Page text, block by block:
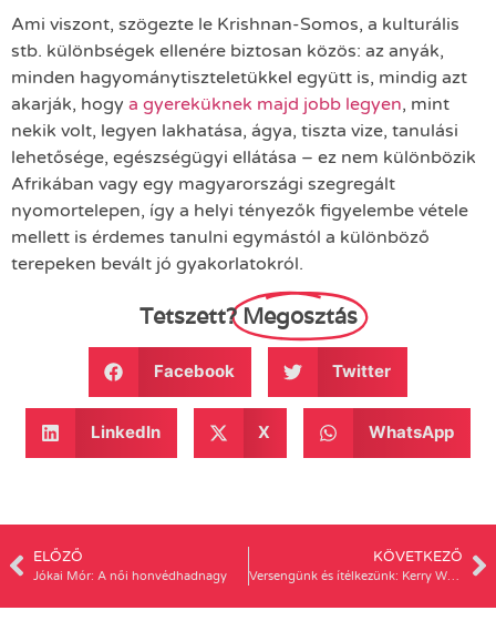
Ami viszont, szögezte le Krishnan-Somos, a kulturális
stb. különbségek ellenére biztosan közös: az anyák,
minden hagyománytiszteletükkel együtt is, mindig azt
akarják, hogy a gyereküknek majd jobb legyen, mint
nekik volt, legyen lakhatása, ágya, tiszta vize, tanulási
lehetősége, egészségügyi ellátása – ez nem különbözik
Afrikában vagy egy magyarországi szegregált
nyomortelepen, így a helyi tényezők figyelembe vétele
mellett is érdemes tanulni egymástól a különböző
terepeken bevált jó gyakorlatokról.
Tetszett?Megosztás
Facebook Twitter
LinkedIn X WhatsApp
ELŐZŐ
Jókai Mór: A női honvédhadnagy
KÖVETKEZŐ
Versengünk és ítélkezünk: Kerry Washington a másságokról